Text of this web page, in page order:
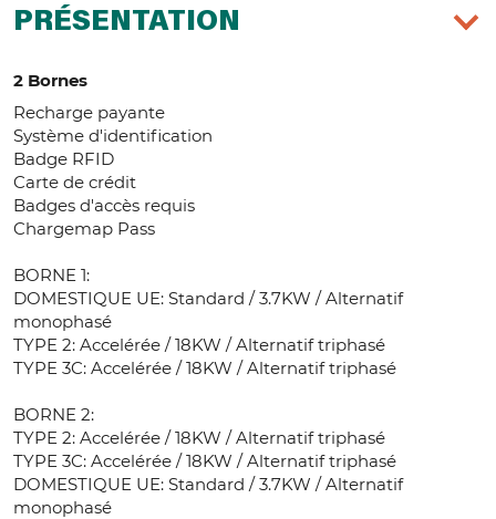
PRÉSENTATION
2 Bornes
Recharge payante
Système d'identification
Badge RFID
Carte de crédit
Badges d'accès requis
Chargemap Pass
BORNE 1:
DOMESTIQUE UE: Standard / 3.7KW / Alternatif
monophasé
TYPE 2: Accelérée / 18KW / Alternatif triphasé
TYPE 3C: Accelérée / 18KW / Alternatif triphasé
BORNE 2:
TYPE 2: Accelérée / 18KW / Alternatif triphasé
TYPE 3C: Accelérée / 18KW / Alternatif triphasé
DOMESTIQUE UE: Standard / 3.7KW / Alternatif
monophasé